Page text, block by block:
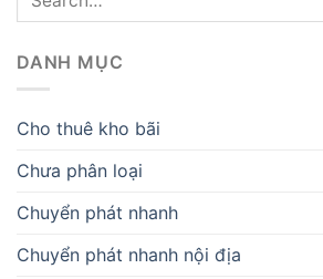
DANH MỤC
Cho thuê kho bãi
Chưa phân loại
Chuyển phát nhanh
Chuyển phát nhanh nội địa